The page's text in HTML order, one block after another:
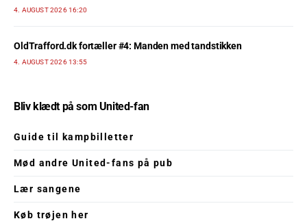
4. AUGUST 2026 16:20
OldTrafford.dk fortæller #4: Manden med tandstikken
4. AUGUST 2026 13:55
Bliv klædt på som United-fan
Guide til kampbilletter
Mød andre United-fans på pub
Lær sangene
Køb trøjen her